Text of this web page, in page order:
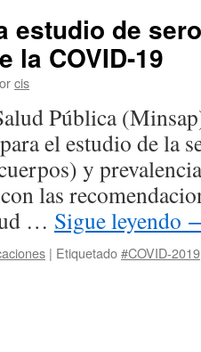
estudio de
la COVID-19
cis
Pública
el estudio de la
y
las
… Sigue leyendo
| Etiquetado#COVID-2019